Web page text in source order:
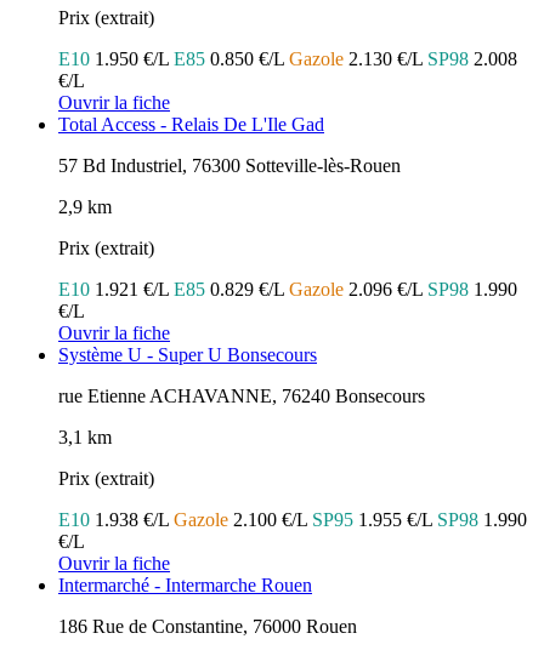
Prix (extrait)
E10 1.950 €/L E85 0.850 €/L Gazole 2.130 €/L SP98 2.008
€/L
Ouvrir la fiche
Total Access - Relais De L'Ile Gad
57 Bd Industriel, 76300 Sotteville-lès-Rouen
2,9 km
Prix (extrait)
E10 1.921 €/L E85 0.829 €/L Gazole 2.096 €/L SP98 1.990
€/L
Ouvrir la fiche
Système U - Super U Bonsecours
rue Etienne ACHAVANNE, 76240 Bonsecours
3,1 km
Prix (extrait)
E10 1.938 €/L Gazole 2.100 €/L SP95 1.955 €/L SP98 1.990
€/L
Ouvrir la fiche
Intermarché - Intermarche Rouen
186 Rue de Constantine, 76000 Rouen